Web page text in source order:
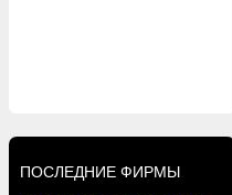
ПОСЛЕДНИЕ ФИРМЫ